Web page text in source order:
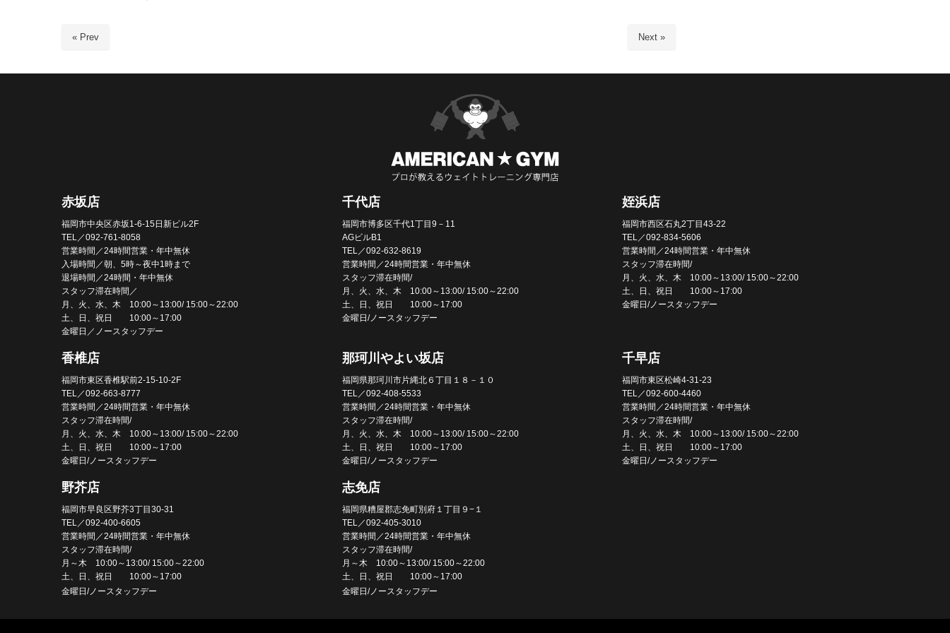
« Prev Next »
赤坂店
福岡市中央区赤坂1-6-15日新ビル2F
TEL／092-761-8058
営業時間／24時間営業・年中無休
入場時間／朝、5時～夜中1時まで
退場時間／24時間・年中無休
スタッフ滞在時間／
月、火、水、木 10:00～13:00/ 15:00～22:00
土、日、祝日 10:00～17:00
金曜日／ノースタッフデー
千代店
福岡市博多区千代1丁目9－11
AGビルB1
TEL／092-632-8619
営業時間／24時間営業・年中無休
スタッフ滞在時間/
月、火、水、木 10:00～13:00/ 15:00～22:00
土、日、祝日 10:00～17:00
金曜日/ノースタッフデー
姪浜店
福岡市西区石丸2丁目43-22
TEL／092-834-5606
営業時間／24時間営業・年中無休
スタッフ滞在時間/
月、火、水、木 10:00～13:00/ 15:00～22:00
土、日、祝日 10:00～17:00
金曜日/ノースタッフデー
香椎店
福岡市東区香椎駅前2-15-10-2F
TEL／092-663-8777
営業時間／24時間営業・年中無休
スタッフ滞在時間/
月、火、水、木 10:00～13:00/ 15:00～22:00
土、日、祝日 10:00～17:00
金曜日/ノースタッフデー
那珂川やよい坂店
福岡県那珂川市片縄北６丁目１８－１０
TEL／092-408-5533
営業時間／24時間営業・年中無休
スタッフ滞在時間/
月、火、水、木 10:00～13:00/ 15:00～22:00
土、日、祝日 10:00～17:00
金曜日/ノースタッフデー
千早店
福岡市東区松崎4-31-23
TEL／092-600-4460
営業時間／24時間営業・年中無休
スタッフ滞在時間/
月、火、水、木 10:00～13:00/ 15:00～22:00
土、日、祝日 10:00～17:00
金曜日/ノースタッフデー
野芥店
福岡市早良区野芥3丁目30-31
TEL／092-400-6605
営業時間／24時間営業・年中無休
スタッフ滞在時間/
月～木 10:00～13:00/ 15:00～22:00
土、日、祝日 10:00～17:00
金曜日/ノースタッフデー
志免店
福岡県糟屋郡志免町別府１丁目９−１
TEL／092-405-3010
営業時間／24時間営業・年中無休
スタッフ滞在時間/
月～木 10:00～13:00/ 15:00～22:00
土、日、祝日 10:00～17:00
金曜日/ノースタッフデー